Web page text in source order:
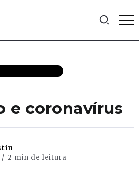
e coronavírus
2 min de leitura